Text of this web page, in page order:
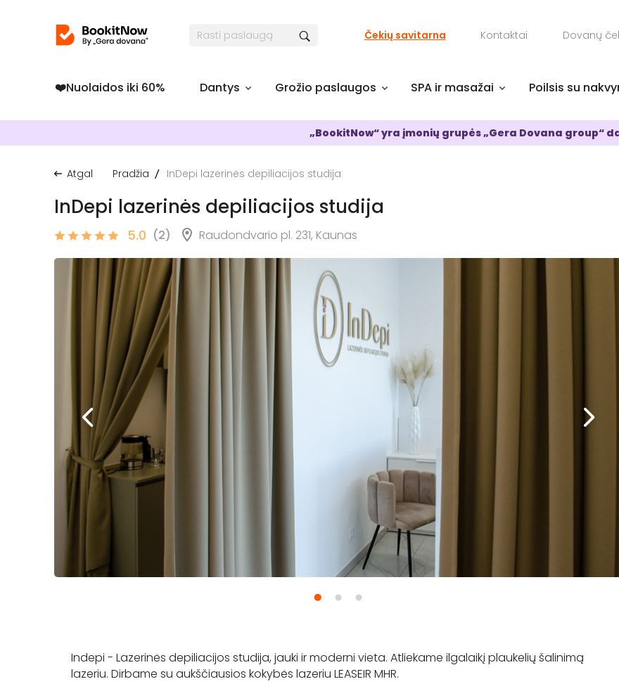
Čekių savitarna Kontaktai Dovanų
❤️️Nuolaidos iki 60% Dantys Grožio paslaugos SPA ir masažai Poilsis su
„BookitNow“ yra įmonių grupės „Gera Dovana group“
Atgal Pradžia InDepi lazerinės depiliacijos studija
InDepi lazerinės depiliacijos studija
5.0 (2) Raudondvario pl. 231, Kaunas
Indepi - Lazerinės depiliacijos studija, jauki ir moderni vieta. Atliekame ilgalaikį plaukelių šalinimą